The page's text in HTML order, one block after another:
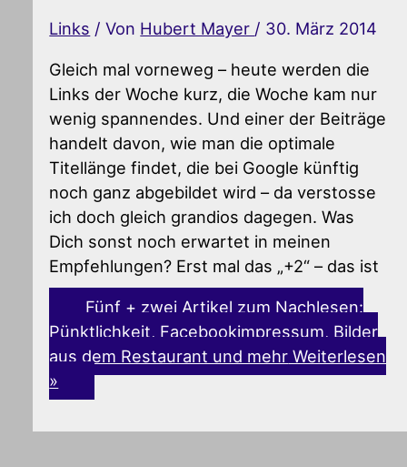
Links / Von Hubert Mayer / 30. März 2014
Gleich mal vorneweg – heute werden die
Links der Woche kurz, die Woche kam nur
wenig spannendes. Und einer der Beiträge
handelt davon, wie man die optimale
Titellänge findet, die bei Google künftig
noch ganz abgebildet wird – da verstosse
ich doch gleich grandios dagegen. Was
Dich sonst noch erwartet in meinen
Empfehlungen? Erst mal das „+2“ – das ist
Fünf + zwei Artikel zum Nachlesen:
Pünktlichkeit, Facebookimpressum, Bilder
aus dem Restaurant und mehr Weiterlesen
»